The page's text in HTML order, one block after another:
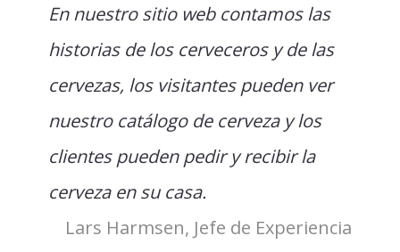
En nuestro sitio web contamos las
historias de los cerveceros y de las
cervezas, los visitantes pueden ver
nuestro catálogo de cerveza y los
clientes pueden pedir y recibir la
cerveza en su casa.
Lars Harmsen, Jefe de Experiencia